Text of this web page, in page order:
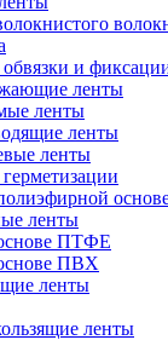
и
ленты
ленты
ленты
ленты
ленты
ПТФЕ
ПВХ
ленты
ленты